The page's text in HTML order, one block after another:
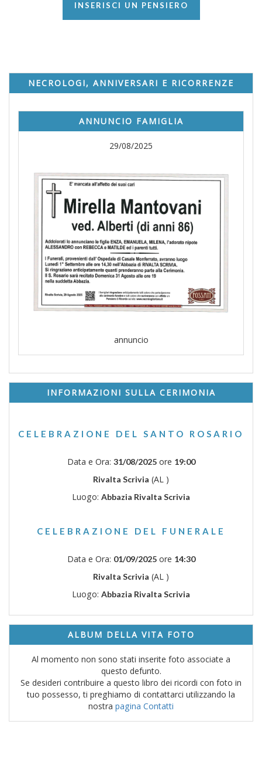
INSERISCI UN PENSIERO
NECROLOGI, ANNIVERSARI E RICORRENZE
ANNUNCIO FAMIGLIA
29/08/2025
annuncio
INFORMAZIONI SULLA CERIMONIA
CELEBRAZIONE DEL SANTO ROSARIO
Data e Ora: 31/08/2025ore 19:00
Rivalta Scrivia (AL )
Luogo: Abbazia Rivalta Scrivia
CELEBRAZIONE DEL FUNERALE
Data e Ora: 01/09/2025ore 14:30
Rivalta Scrivia (AL )
Luogo: Abbazia Rivalta Scrivia
ALBUM DELLA VITA FOTO
Al momento non sono stati inserite foto associate a
questo defunto.
Se desideri contribuire a questo libro dei ricordi con foto in
tuo possesso, ti preghiamo di contattarci utilizzando la
nostra pagina Contatti